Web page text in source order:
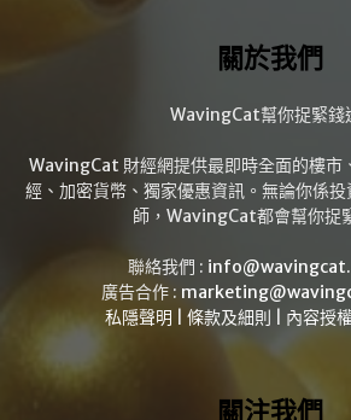
關於我們
WavingCat幫你捉緊錢
WavingCat 財經網提供最即時全面的樓市
經、加密貨幣、獨家優惠資訊。無論你係
師，WavingCat都會幫你捉
聯絡我們 :
廣告合作 :
私隱聲明
條款及細則 內容授
關注我們